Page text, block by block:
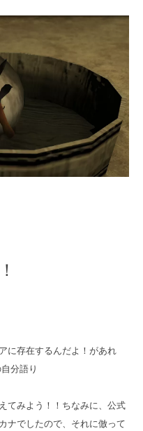
に存在するんだよ！があれ
分語り
てみよう！！ちなみに、公式
ナでしたので、それに倣って